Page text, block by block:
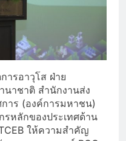
ารอาวุโส ฝ่าย
นาชาติ สํานักงานส่ง
าร (องค์การมหาชน)
รหลักของประเทศด้าน
ให้ความสำคัญ